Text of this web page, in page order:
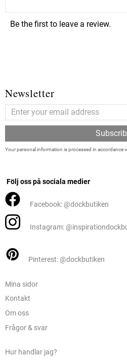
Be the first to leave a review.
Newsletter
Your personal information is processed in accordance
Följ oss på sociala medier
Facebook: @dockbutiken
Instagram:
Pinterest: @dockbutiken
Mina sidor
Kontakt
Om oss
Frågor & svar
Hur handlar jag?